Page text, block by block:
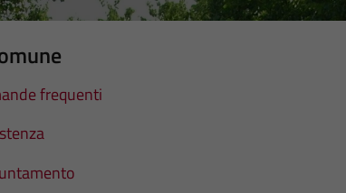
frequenti